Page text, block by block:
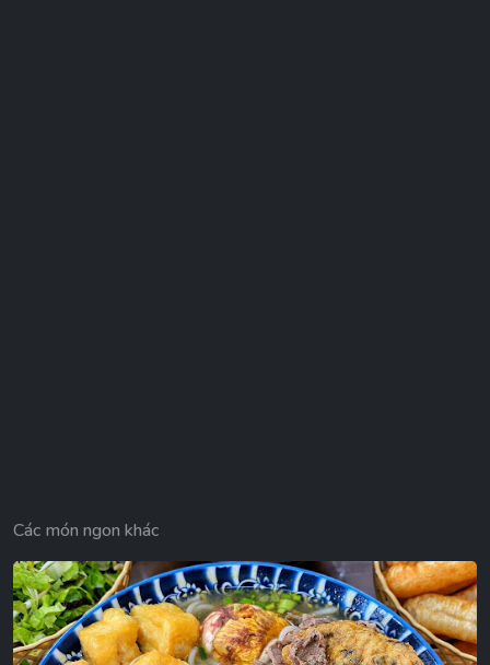
Các món ngon khác